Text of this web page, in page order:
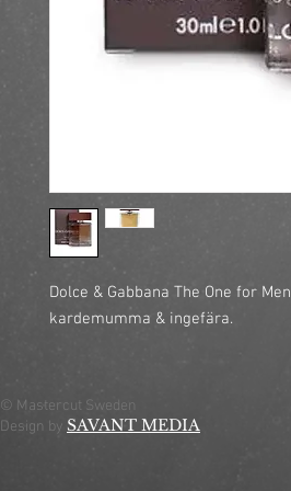
Dolce & Gabbana The One for
kardemumma & ingefära.
© Mastercut Sweden
Design by SAVANT MEDIA